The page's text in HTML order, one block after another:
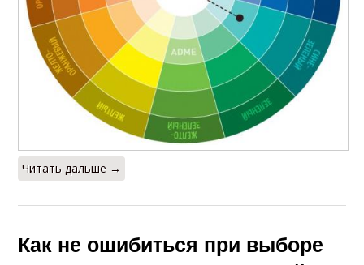
Читать дальше →
Как не ошибиться при выборе